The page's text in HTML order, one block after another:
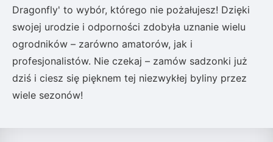
Dragonfly' to wybór, którego nie pożałujesz! Dzięki
swojej urodzie i odporności zdobyła uznanie wielu
ogrodników – zarówno amatorów, jak i
profesjonalistów. Nie czekaj – zamów sadzonki już
dziś i ciesz się pięknem tej niezwykłej byliny przez
wiele sezonów!